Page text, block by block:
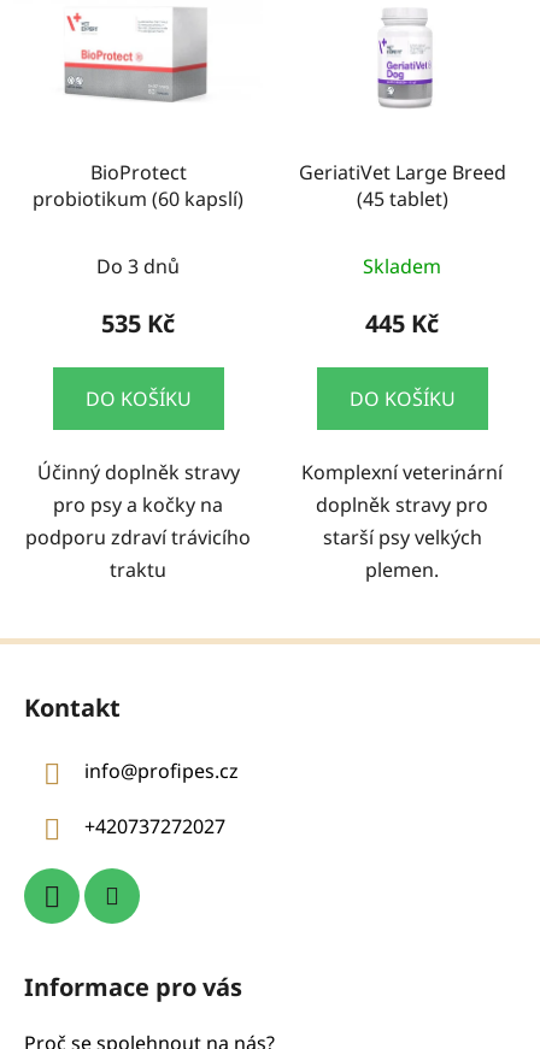
BioProtect
probiotikum (60 kapslí)
Do 3 dnů
535 Kč
DO KOŠÍKU
Účinný doplněk stravy
pro psy a kočky na
podporu zdraví trávicího
traktu
GeriatiVet Large Breed
(45 tablet)
Skladem
445 Kč
DO KOŠÍKU
Komplexní veterinární
doplněk stravy pro
starší psy velkých
plemen.
Z
Kontakt
info@profipes.cz
+420737272027
Informace pro vás
Proč se spolehnout na nás?